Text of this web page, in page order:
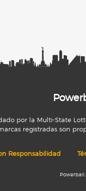
por la Multi-State
registradas son
Responsabilidad